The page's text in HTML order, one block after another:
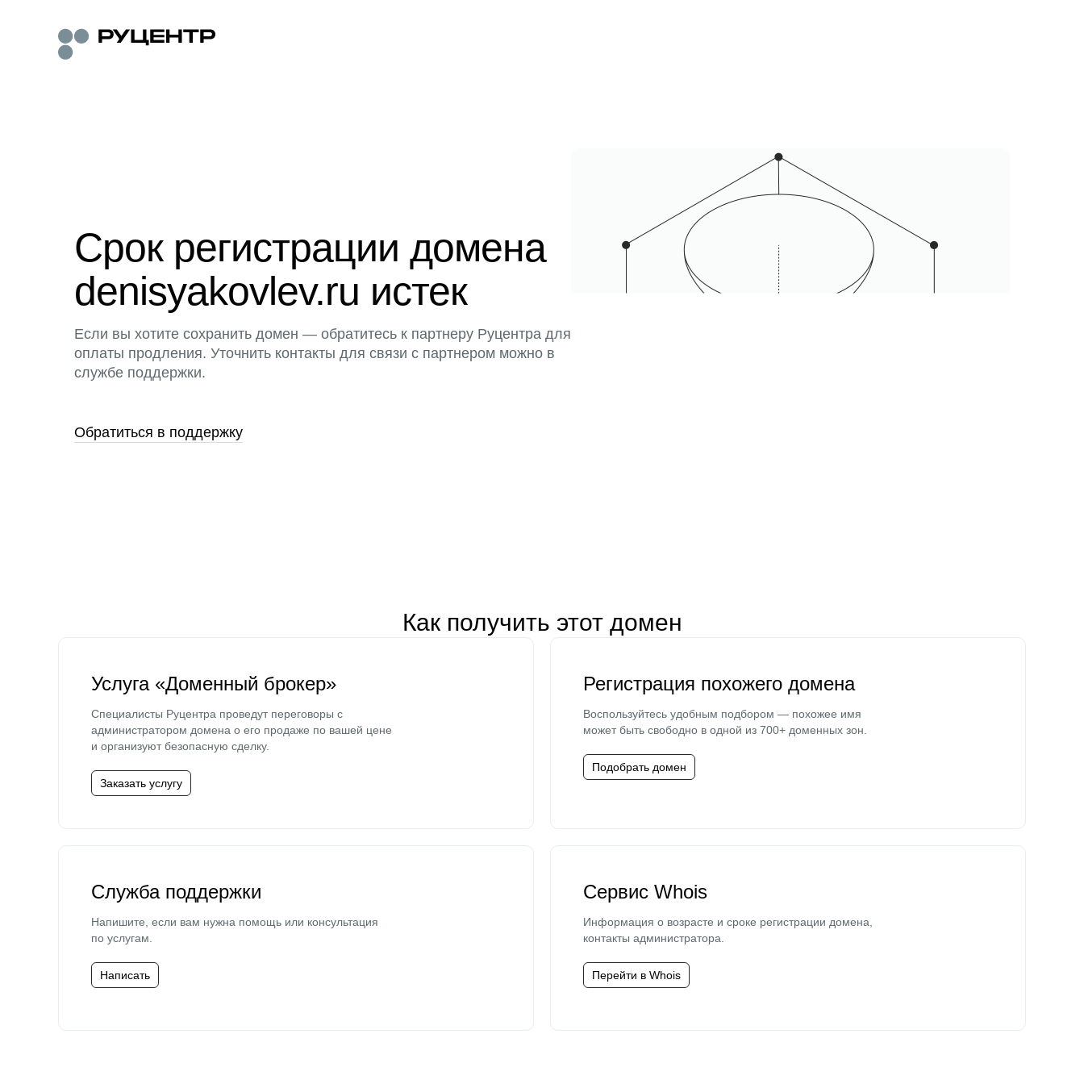
Срок регистрации домена
denisyakovlev.ru истек
Если вы хотите сохранить домен — обратитесь к партнеру Руцентра для
оплаты продления. Уточнить контакты для связи с партнером можно в
службе поддержки.
Обратиться в поддержку
Как получить этот домен
Услуга «Доменный брокер»
Специалисты Руцентра проведут переговоры с
администратором домена о его продаже по вашей цене
и организуют безопасную сделку.
Заказать услугу
Регистрация похожего домена
Воспользуйтесь удобным подбором — похожее имя
может быть свободно в одной из 700+ доменных зон.
Подобрать домен
Служба поддержки
Напишите, если вам нужна помощь или консультация
по услугам.
Написать
Сервис Whois
Информация о возрасте и сроке регистрации домена,
контакты администратора.
Перейти в Whois